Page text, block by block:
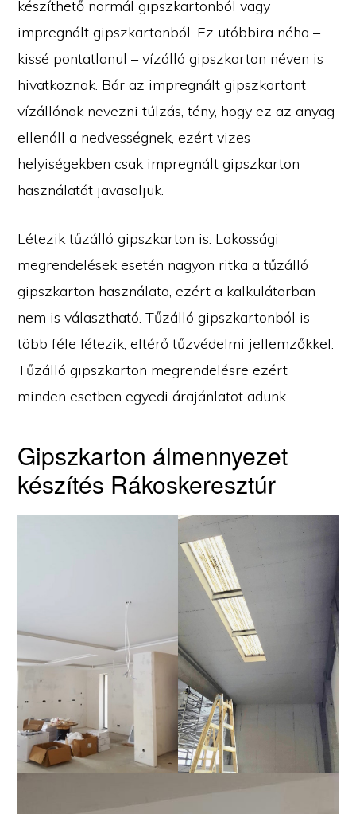
készíthető normál gipszkartonból vagy
impregnált gipszkartonból. Ez utóbbira néha –
kissé pontatlanul – vízálló gipszkarton néven is
hivatkoznak. Bár az impregnált gipszkartont
vízállónak nevezni túlzás, tény, hogy ez az anyag
ellenáll a nedvességnek, ezért vizes
helyiségekben csak impregnált gipszkarton
használatát javasoljuk.
Létezik tűzálló gipszkarton is. Lakossági
megrendelések esetén nagyon ritka a tűzálló
gipszkarton használata, ezért a kalkulátorban
nem is választható. Tűzálló gipszkartonból is
több féle létezik, eltérő tűzvédelmi jellemzőkkel.
Tűzálló gipszkarton megrendelésre ezért
minden esetben egyedi árajánlatot adunk.
Gipszkarton álmennyezet
készítés Rákoskeresztúr